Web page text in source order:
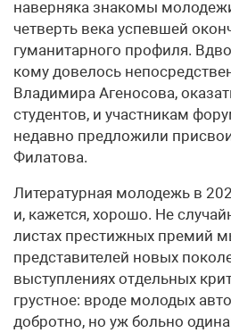
наверняка знакомы
четверть века успевшей
гуманитарного профиля.
кому довелось
Владимира Агеносова,
студентов, и участникам
недавно предложили
Филатова.
Литературная молодежь в
и, кажется, хорошо. Не
листах престижных премий
представителей новых
выступлениях отдельных
грустное: вроде молодых
добротно, но уж больно